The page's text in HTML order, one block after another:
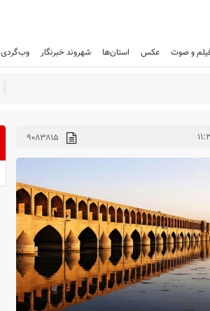
و صوت عکس استان‌ها شهروند خبرنگار وب‌گردی
۹۰۸۳۸۱۵